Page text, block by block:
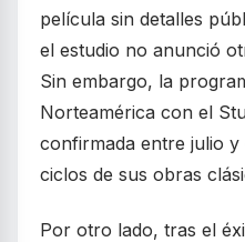
película sin detalles
el estudio no anunció
Sin embargo, la
Norteamérica con el
confirmada entre julio
ciclos de sus obras
Por otro lado, tras el